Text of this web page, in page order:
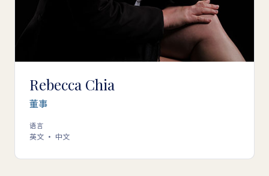
Rebecca Chia
董事
语言
英文 · 中文